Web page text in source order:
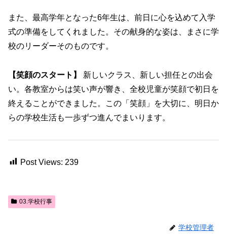
また、最高学年となった6年生は、前日に心を込めて入学
式の準備をしてくれました。その献身的な姿は、まさに学
校のリーダーそのものです。
【笑顔のスタート】
新しいクラス、新しい担任との出会
い。各教室からは笑い声が響き、全校児童が笑顔で初日を
終えることができました。この「笑顔」を大切に、明日か
らの学校生活も一歩ずつ進んでまいります。
Post Views: 239
03.学校行事
学校管理者